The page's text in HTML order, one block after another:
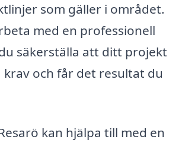
som gäller i området.
med en professionell
säkerställa att ditt projekt
krav och får det resultat du
kan hjälpa till med en